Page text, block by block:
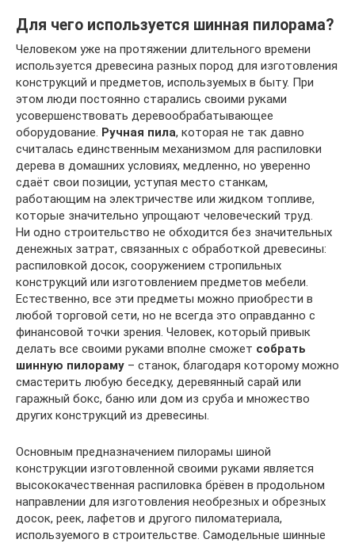
Для чего используется шинная пилорама?
Человеком уже на протяжении длительного времени
используется древесина разных пород для изготовления
конструкций и предметов, используемых в быту. При
этом люди постоянно старались своими руками
усовершенствовать деревообрабатывающее
оборудование. Ручная пила, которая не так давно
считалась единственным механизмом для распиловки
дерева в домашних условиях, медленно, но уверенно
сдаёт свои позиции, уступая место станкам,
работающим на электричестве или жидком топливе,
которые значительно упрощают человеческий труд.
Ни одно строительство не обходится без значительных
денежных затрат, связанных с обработкой древесины:
распиловкой досок, сооружением стропильных
конструкций или изготовлением предметов мебели.
Естественно, все эти предметы можно приобрести в
любой торговой сети, но не всегда это оправданно с
финансовой точки зрения. Человек, который привык
делать все своими руками вполне сможет собрать
шинную пилораму – станок, благодаря которому можно
смастерить любую беседку, деревянный сарай или
гаражный бокс, баню или дом из сруба и множество
других конструкций из древесины.
Основным предназначением пилорамы шиной
конструкции изготовленной своими руками является
высококачественная распиловка брёвен в продольном
направлении для изготовления необрезных и обрезных
досок, реек, лафетов и другого пиломатериала,
используемого в строительстве. Самодельные шинные